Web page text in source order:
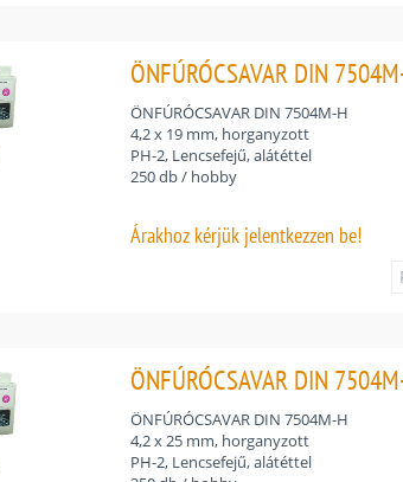
ÖNFÚRÓCSAVAR DIN
ÖNFÚRÓCSAVAR DIN 7504M-H
4,2 x 19 mm, horganyzott
PH-2, Lencsefejű, alátéttel
250 db / hobby
Árakhoz kérjük jelentkezzen be!
ÖNFÚRÓCSAVAR DIN
ÖNFÚRÓCSAVAR DIN 7504M-H
4,2 x 25 mm, horganyzott
PH-2, Lencsefejű, alátéttel